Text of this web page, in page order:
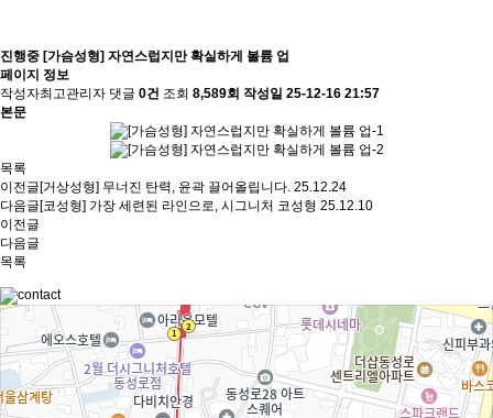
진행중 [가슴성형] 자연스럽지만 확실하게 볼륨 업
페이지 정보
작성자최고관리자 댓글 0건 조회 8,589회 작성일 25-12-16 21:57
본문
목록
이전글[거상성형] 무너진 탄력, 윤곽 끌어올립니다. 25.12.24
다음글[코성형] 가장 세련된 라인으로, 시그니처 코성형 25.12.10
이전글
다음글
목록